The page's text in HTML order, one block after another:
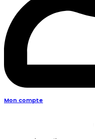
Mon compte